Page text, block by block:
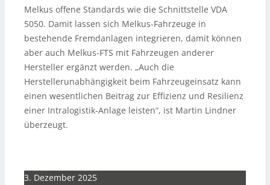
Melkus offene Standards wie die Schnittstelle VDA
5050. Damit lassen sich Melkus-Fahrzeuge in
bestehende Fremdanlagen integrieren, damit können
aber auch Melkus-FTS mit Fahrzeugen anderer
Hersteller ergänzt werden. „Auch die
Herstellerunabhängigkeit beim Fahrzeugeinsatz kann
einen wesentlichen Beitrag zur Effizienz und Resilienz
einer Intralogistik-Anlage leisten“, ist Martin Lindner
überzeugt.
3. Dezember 2025